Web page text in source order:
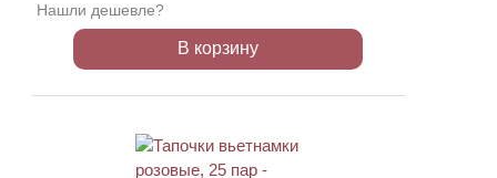
Нашли дешевле?
В корзину